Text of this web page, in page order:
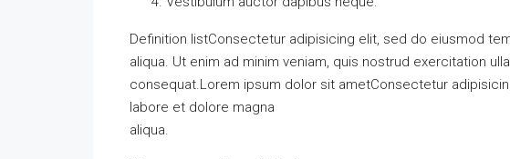
Definition listConsectetur adipisicing elit, sed do eiusmod
aliqua. Ut enim ad minim veniam, quis nostrud exercitation
consequat.Lorem ipsum dolor sit ametConsectetur
labore et dolore magna
aliqua.